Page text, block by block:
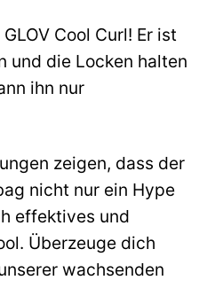
Cool Curl! Er ist
und die Locken halten
ihn nur
zeigen, dass der
nicht nur ein Hype
effektives und
Überzeuge dich
wachsenden